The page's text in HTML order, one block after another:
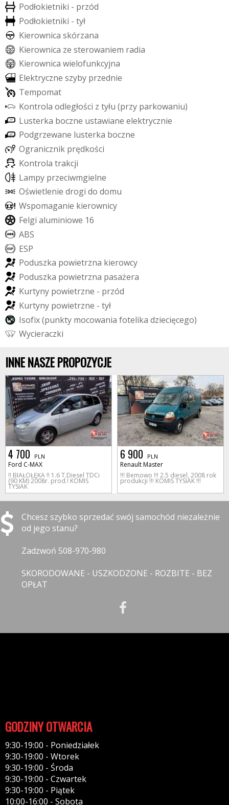
Podłokietniki - przód
Podłokietniki - tył
Kierownica skórzana
Kierownica ze sterowaniem radia
Kierownica wielofunkcyjna
Elektryczne szyby przednie
Tempomat
Kontrola odległości z tyłu (przy parkowaniu)
Lusterka boczne ustawiane elektrycznie
Podgrzewane lusterka boczne
Ogranicznik prędkości
Kontrola trakcji
Lampy przeciwmgielne
Oświetlenie drogi do domu
Wspomaganie kierownicy
Felgi aluminiowe 16
ABS
ESP
Poduszka powietrzna kierowcy
Poduszka powietrzna pasażera
Kurtyny powietrzne - przód
Kurtyny powietrzne - tył
Isofix(punkty mocowania fotelika dziecięcego)
Wycieraczki
INNE NASZE PROPOZYCJE
4 700 PLN
Ford C-MAX
!! BIAŁOŁĘKA !! 1.6 T.Diesel TDCi
(90 KM) 2008r. prod.! KOMIS
TYSIAK
6 900 PLN
Renault Master
!!! Bemowo !!! 2.5 diesel, 2008 rok
produkcji !!! KOMIS TYSIAK !!!
Chcesz szybko sprzedać swój samochód niezależnie
od jego stanu?
Zadzwoń 508-970-980
SKORODOWANE - USZKODZONE - ROZBITE - BEZ
OPŁAT
GODZINY OTWARCIA
9:30-19:00 - Poniedziałek
9:30-19:00 - Wtorek
9:30-19:00 - Środa
9:30-19:00 - Czwartek
9:30-19:00 - Piątek
10:00-16:00 - Sobota